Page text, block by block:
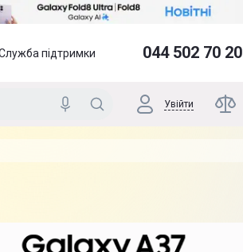
підтримки 044 502 70 20
Увійти